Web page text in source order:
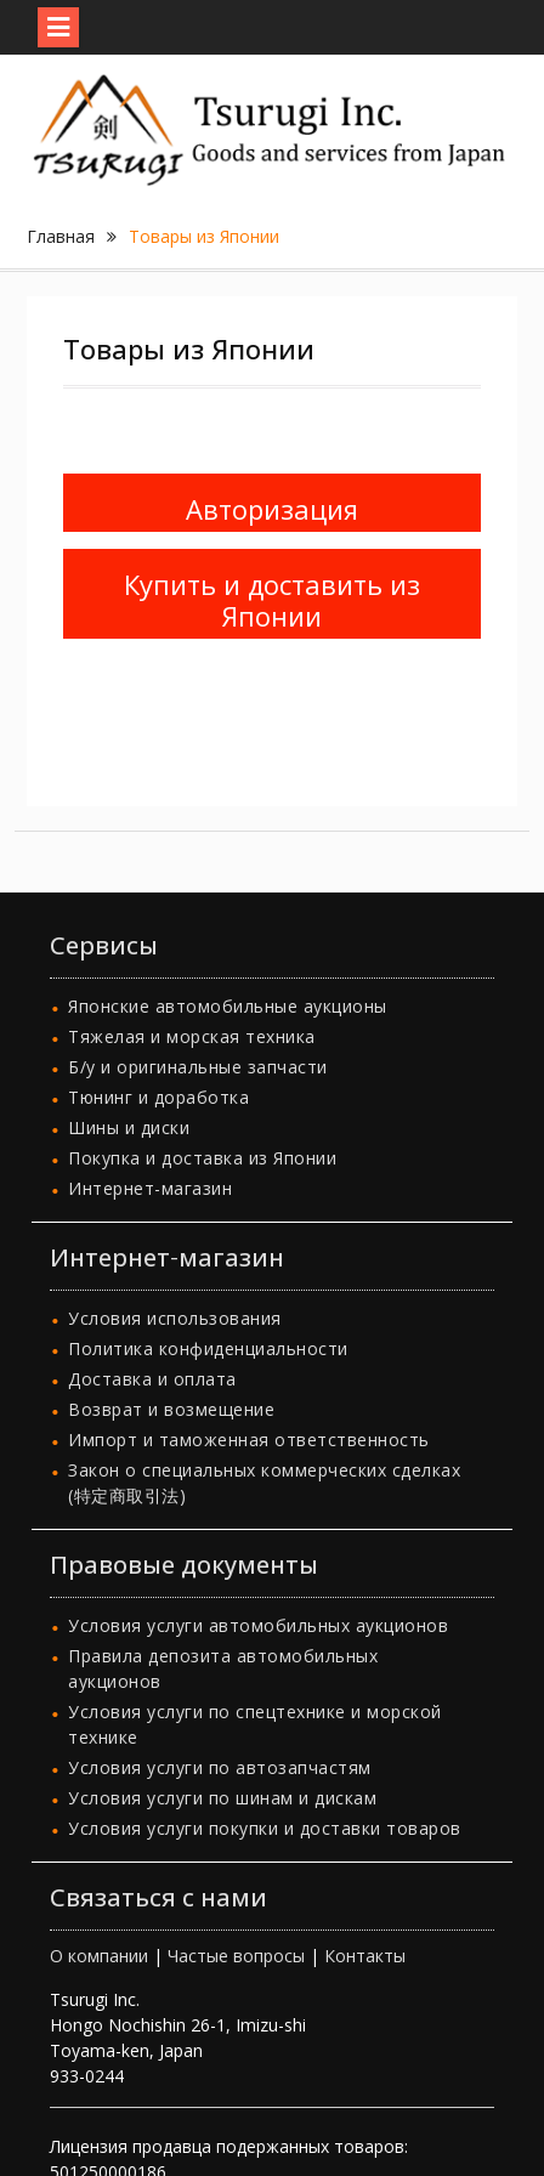
content
Главная Товары из Японии
Товары из Японии
Авторизация
Купить и доставить из
Японии
Сервисы
Японские автомобильные аукционы
Тяжелая и морская техника
Б/у и оригинальные запчасти
Тюнинг и доработка
Шины и диски
Покупка и доставка из Японии
Интернет-магазин
Интернет-магазин
Условия использования
Политика конфиденциальности
Доставка и оплата
Возврат и возмещение
Импорт и таможенная ответственность
Закон о специальных коммерческих сделках
(特定商取引法)
Правовые документы
Условия услуги автомобильных аукционов
Правила депозита автомобильных
аукционов
Условия услуги по спецтехнике и морской
технике
Условия услуги по автозапчастям
Условия услуги по шинам и дискам
Условия услуги покупки и доставки товаров
Связаться с нами
О компании |Частые вопросы | Контакты
Tsurugi Inc.
Hongo Nochishin 26-1, Imizu-shi
Toyama-ken, Japan
933-0244
Лицензия продавца подержанных товаров: